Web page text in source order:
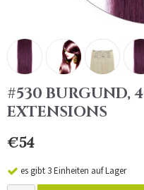
#530 BURGUND,
EXTENSIONS
€54
es gibt 3 Einheiten auf Lager